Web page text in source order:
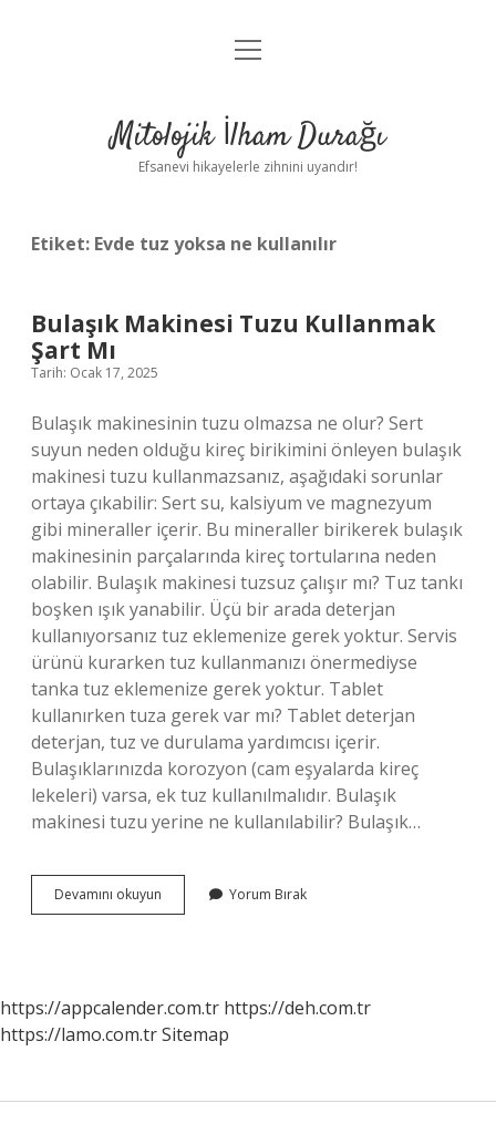
Anasayfa
Yasal Uyarı
menüyü
Mitolojik İlham Durağı
Efsanevi hikayelerle zihnini uyandır!
Etiket: Evde tuz yoksa ne kullanılır
Bulaşık Makinesi Tuzu Kullanmak
Şart Mı
Tarih: Ocak 17, 2025
Bulaşık makinesinin tuzu olmazsa ne olur? Sert
suyun neden olduğu kireç birikimini önleyen bulaşık
makinesi tuzu kullanmazsanız, aşağıdaki sorunlar
ortaya çıkabilir: Sert su, kalsiyum ve magnezyum
gibi mineraller içerir. Bu mineraller birikerek bulaşık
makinesinin parçalarında kireç tortularına neden
olabilir. Bulaşık makinesi tuzsuz çalışır mı? Tuz tankı
boşken ışık yanabilir. Üçü bir arada deterjan
kullanıyorsanız tuz eklemenize gerek yoktur. Servis
ürünü kurarken tuz kullanmanızı önermediyse
tanka tuz eklemenize gerek yoktur. Tablet
kullanırken tuza gerek var mı? Tablet deterjan
deterjan, tuz ve durulama yardımcısı içerir.
Bulaşıklarınızda korozyon (cam eşyalarda kireç
lekeleri) varsa, ek tuz kullanılmalıdır. Bulaşık
makinesi tuzu yerine ne kullanılabilir? Bulaşık…
Devamını okuyun
Makinesi
Yorum Bırak
https://appcalender.com.tr https://deh.com.tr
https://lamo.com.trSitemap